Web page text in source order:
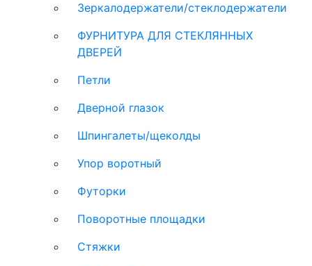
Зеркалодержатели/стеклодержатели
ФУРНИТУРА ДЛЯ СТЕКЛЯННЫХ
ДВЕРЕЙ
Петли
Дверной глазок
Шпингалеты/щеколды
Упор воротный
Футорки
Поворотные площадки
Стяжки